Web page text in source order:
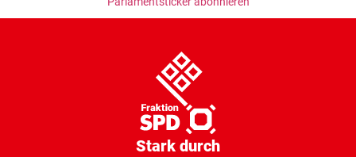
Stark durch